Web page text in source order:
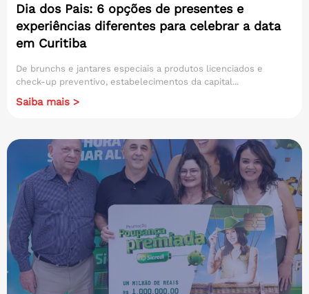
Dia dos Pais: 6 opções de presentes e
experiências diferentes para celebrar a data
em Curitiba
De brunchs e jantares especiais a produtos licenciados e
check-up preventivo, estabelecimentos da capital...
Saiba mais >